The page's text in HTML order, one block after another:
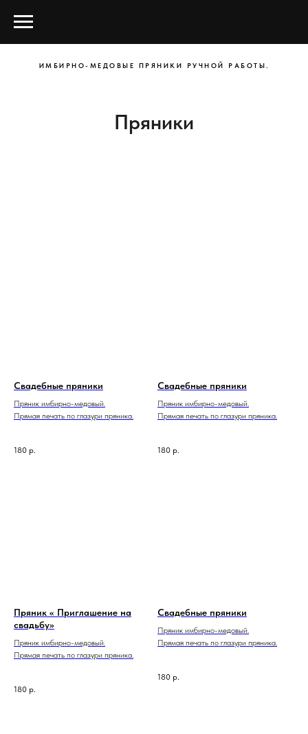
ИМБИРНО-МЕДОВЫЕ ПРЯНИКИ РУЧНОЙ РАБОТЫ.
Пряники
Свадебные пряники
Пряник имбирно-медовый.
Прямая печать по глазури пряника.
180 р.
Свадебные пряники
Пряник имбирно-медовый.
Прямая печать по глазури пряника.
180 р.
Пряник « Приглашение на
свадьбу»
Пряник имбирно-медовый.
Прямая печать по глазури пряника.
180 р.
Свадебные пряники
Пряник имбирно-медовый.
Прямая печать по глазури пряника.
180 р.